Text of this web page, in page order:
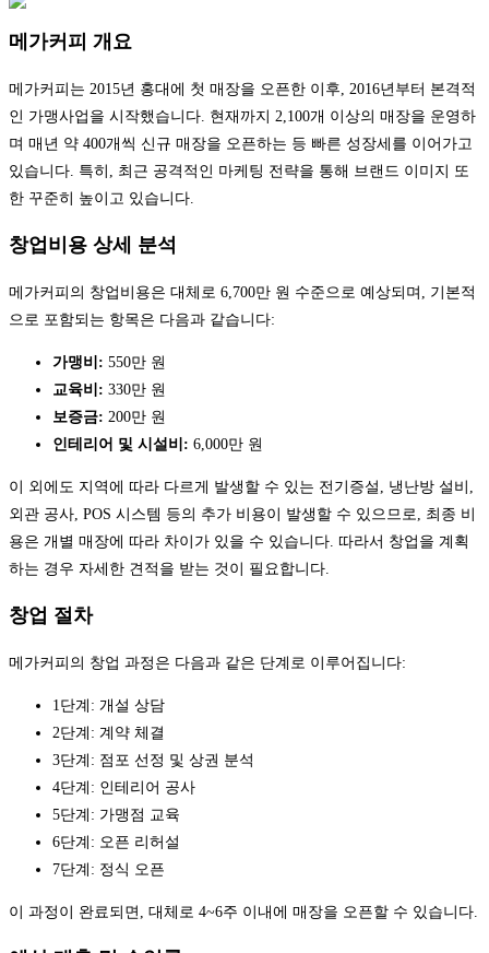
메가커피 개요
메가커피는 2015년 홍대에 첫 매장을 오픈한 이후, 2016년부터 본격적
인 가맹사업을 시작했습니다. 현재까지 2,100개 이상의 매장을 운영하
며 매년 약 400개씩 신규 매장을 오픈하는 등 빠른 성장세를 이어가고
있습니다. 특히, 최근 공격적인 마케팅 전략을 통해 브랜드 이미지 또
한 꾸준히 높이고 있습니다.
창업비용 상세 분석
메가커피의 창업비용은 대체로 6,700만 원 수준으로 예상되며, 기본적
으로 포함되는 항목은 다음과 같습니다:
가맹비: 550만 원
교육비: 330만 원
보증금: 200만 원
인테리어 및 시설비: 6,000만 원
이 외에도 지역에 따라 다르게 발생할 수 있는 전기증설, 냉난방 설비,
외관 공사, POS 시스템 등의 추가 비용이 발생할 수 있으므로, 최종 비
용은 개별 매장에 따라 차이가 있을 수 있습니다. 따라서 창업을 계획
하는 경우 자세한 견적을 받는 것이 필요합니다.
창업 절차
메가커피의 창업 과정은 다음과 같은 단계로 이루어집니다:
1단계: 개설 상담
2단계: 계약 체결
3단계: 점포 선정 및 상권 분석
4단계: 인테리어 공사
5단계: 가맹점 교육
6단계: 오픈 리허설
7단계: 정식 오픈
이 과정이 완료되면, 대체로 4~6주 이내에 매장을 오픈할 수 있습니다.